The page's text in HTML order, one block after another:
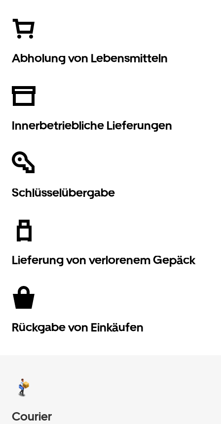
Abholung von Lebensmitteln
Innerbetriebliche Lieferungen
Schlüsselübergabe
Lieferung von verlorenem Gepäck
Rückgabe von Einkäufen
Courier